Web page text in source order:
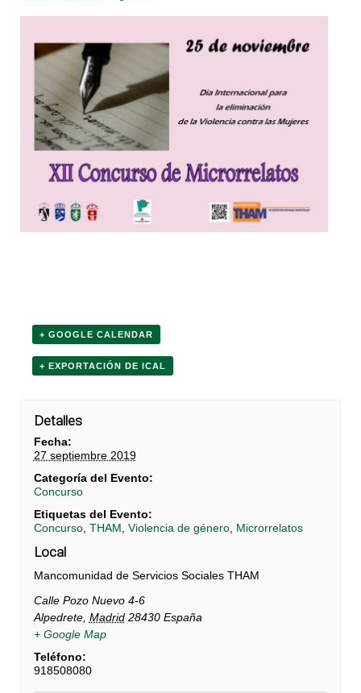
+ GOOGLE CALENDAR
+ EXPORTACIÓN DE ICAL
Detalles
Fecha:
27 septiembre 2019
Categoría del Evento:
Concurso
Etiquetas del Evento:
Concurso, THAM Violencia de género, Microrrelatos
Local
Mancomunidad de Servicios Sociales THAM
Calle Pozo Nuevo 4-6
Alpedrete, Madrid 28430 España
+ Google Map
Teléfono:
918508080